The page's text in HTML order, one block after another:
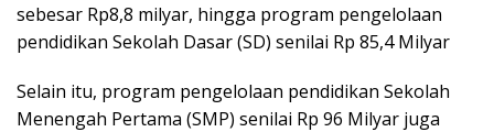
sebesar Rp8,8 milyar, hingga program pengelolaan
pendidikan Sekolah Dasar (SD) senilai Rp 85,4 Milyar
Selain itu, program pengelolaan pendidikan Sekolah
Menengah Pertama (SMP) senilai Rp 96 Milyar juga